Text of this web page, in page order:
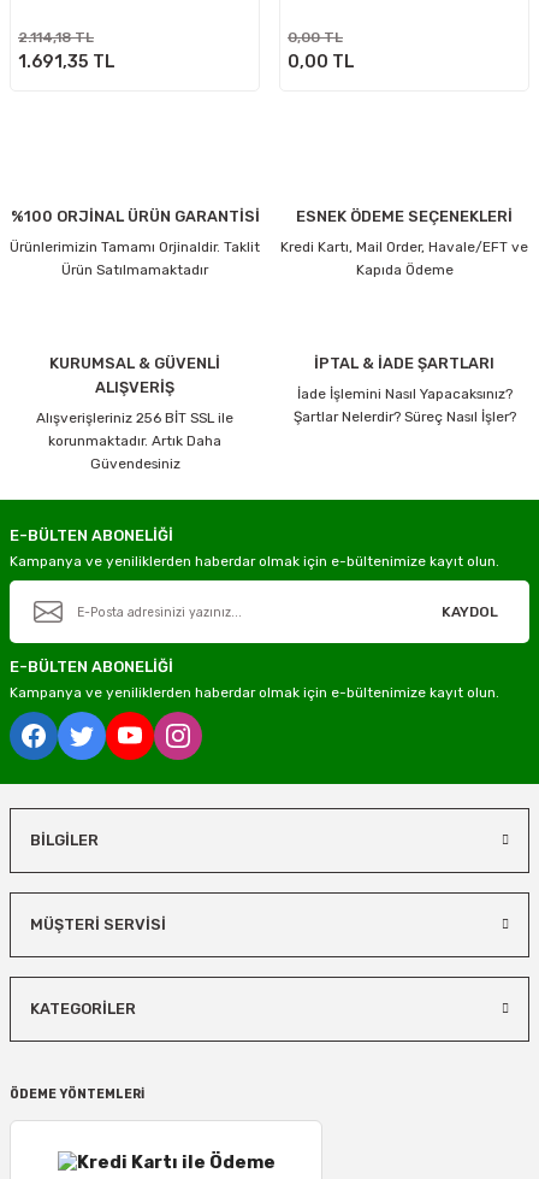
2.114,18 TL
1.691,35 TL
0,00 TL
0,00 TL
%100 ORJİNAL ÜRÜN GARANTİSİ
Ürünlerimizin Tamamı Orjinaldir. Taklit
Ürün Satılmamaktadır
ESNEK ÖDEME SEÇENEKLERİ
Kredi Kartı, Mail Order, Havale/EFT ve
Kapıda Ödeme
KURUMSAL & GÜVENLİ
ALIŞVERİŞ
Alışverişleriniz 256 BİT SSL ile
korunmaktadır. Artık Daha
Güvendesiniz
İPTAL & İADE ŞARTLARI
İade İşlemini Nasıl Yapacaksınız?
Şartlar Nelerdir? Süreç Nasıl İşler?
E-BÜLTEN ABONELİĞİ
Kampanya ve yeniliklerden haberdar olmak için e-bültenimize kayıt olun.
KAYDOL
E-BÜLTEN ABONELİĞİ
Kampanya ve yeniliklerden haberdar olmak için e-bültenimize kayıt olun.
BİLGİLER
MÜŞTERİ SERVİSİ
KATEGORİLER
ÖDEME YÖNTEMLERİ